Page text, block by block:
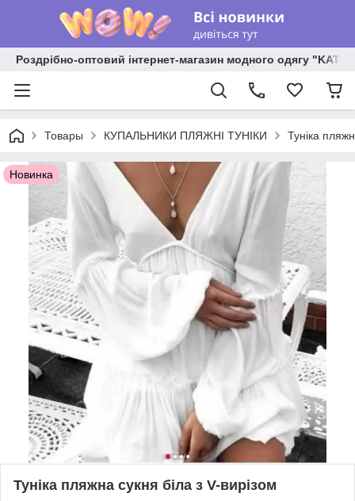
Роздрібно-оптовий інтернет-магазин модного одягу
Товары КУПАЛЬНИКИ ПЛЯЖНІ ТУНІКИ Туніка
Новинка
Туніка пляжна сукня біла з V-вирізом